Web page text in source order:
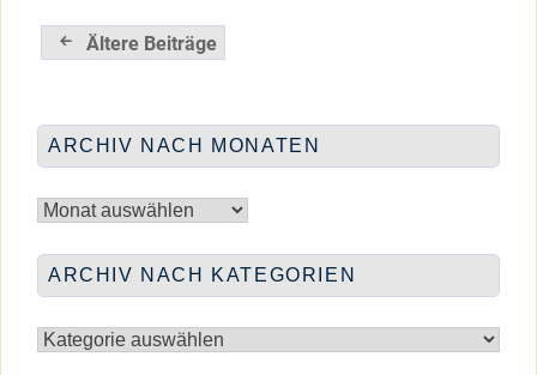
ERSTE
…
Beitragsnavigation
Ältere Beiträge
ARCHIV NACH MONATEN
nach
ARCHIV NACH KATEGORIEN
nach